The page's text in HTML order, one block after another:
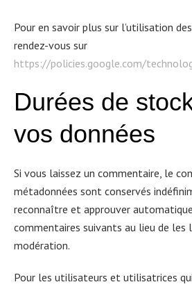
Pour en savoir plus sur l’utilisation
rendez-vous sur
https://policies.google.com/
Durées de
vos données
Si vous laissez un commentaire, le
métadonnées sont conservés
reconnaître et approuver
commentaires suivants au lieu de les
modération.
Pour les utilisateurs et utilisatrices